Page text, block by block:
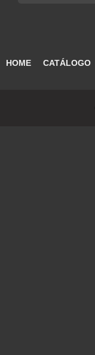
HOME CATÁLOGO